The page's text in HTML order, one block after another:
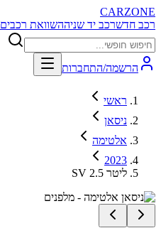
CARZONE
רכב חדשרכב יד שניההשוואת רכבים
הרשמה/התחברות
ראשי
ניסאן
אלטימה
2023
SV 2.5 ליטר